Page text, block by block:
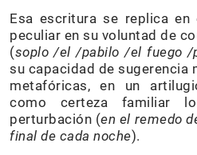
Esa escritura se replica en
peculiar en su voluntad de
(soplo /el /pabilo /el fuego
su capacidad de sugerencia
metafóricas, en un
como certeza familiar
perturbación (en el remedo
final de cada noche).